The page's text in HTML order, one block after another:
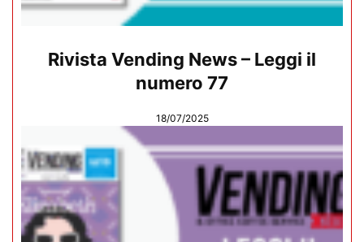
Rivista Vending News – Leggi il
numero 77
18/07/2025